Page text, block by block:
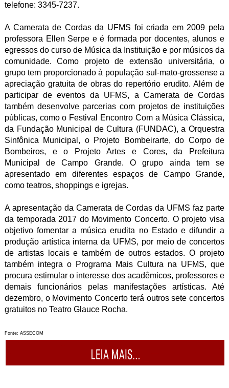
telefone: 3345-7237.
A Camerata de Cordas da UFMS foi criada em 2009 pela
professora Ellen Serpe e é formada por docentes, alunos e
egressos do curso de Música da Instituição e por músicos da
comunidade. Como projeto de extensão universitária, o
grupo tem proporcionado à população sul-mato-grossense a
apreciação gratuita de obras do repertório erudito. Além de
participar de eventos da UFMS, a Camerata de Cordas
também desenvolve parcerias com projetos de instituições
públicas, como o Festival Encontro Com a Música Clássica,
da Fundação Municipal de Cultura (FUNDAC), a Orquestra
Sinfônica Municipal, o Projeto Bombeirarte, do Corpo de
Bombeiros, e o Projeto Artes e Cores, da Prefeitura
Municipal de Campo Grande. O grupo ainda tem se
apresentado em diferentes espaços de Campo Grande,
como teatros, shoppings e igrejas.
A apresentação da Camerata de Cordas da UFMS faz parte
da temporada 2017 do Movimento Concerto. O projeto visa
objetivo fomentar a música erudita no Estado e difundir a
produção artística interna da UFMS, por meio de concertos
de artistas locais e também de outros estados. O projeto
também integra o Programa Mais Cultura na UFMS, que
procura estimular o interesse dos acadêmicos, professores e
demais funcionários pelas manifestações artísticas. Até
dezembro, o Movimento Concerto terá outros sete concertos
gratuitos no Teatro Glauce Rocha.
Fonte: ASSECOM